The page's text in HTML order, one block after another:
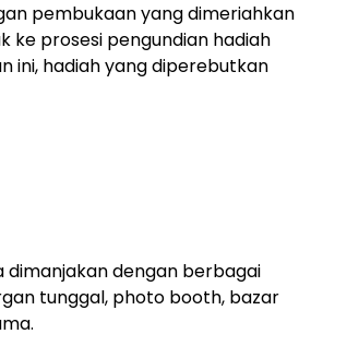
pembukaan yang dimeriahkan
ke prosesi pengundian hadiah
ini, hadiah yang diperebutkan
dimanjakan dengan berbagai
tunggal, photo booth, bazar